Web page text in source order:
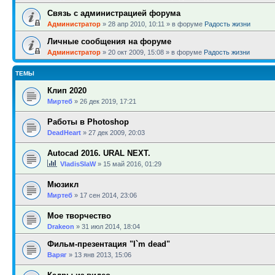
Связь с администрацией форума
Администратор » 28 апр 2010, 10:11 » в форуме Радость жизни
Личные сообщения на форуме
Администратор » 20 окт 2009, 15:08 » в форуме Радость жизни
ТЕМЫ
Клип 2020
Миртеб » 26 дек 2019, 17:21
Работы в Photoshop
DeadHeart » 27 дек 2009, 20:03
Autocad 2016. URAL NEXT.
VladisSlaW» 15 май 2016, 01:29
Мюзикл
Миртеб » 17 сен 2014, 23:06
Мое творчество
Drakeon » 31 июл 2014, 18:04
Фильм-презентация "I`m dead"
Варяг » 13 янв 2013, 15:06